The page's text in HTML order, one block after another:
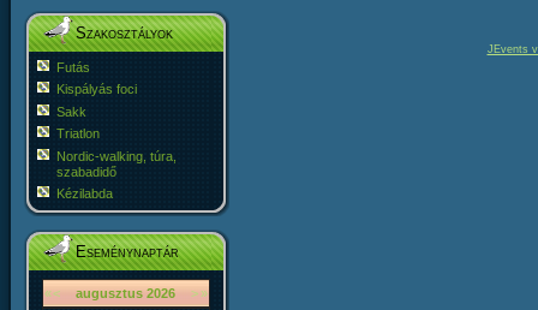
Szakosztályok
Futás
Kispályás foci
Sakk
Triatlon
Nordic-walking, túra,
szabadidő
Kézilabda
Eseménynaptár
«< augusztus 2026 >»
JEvents